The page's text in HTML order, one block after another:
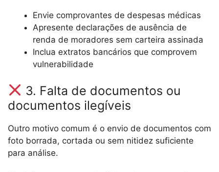
Envie comprovantes de despesas médicas
Apresente declarações de ausência de
renda de moradores sem carteira assinada
Inclua extratos bancários que comprovem
vulnerabilidade
3. Falta de documentos ou
documentos ilegíveis
Outro motivo comum é o envio de documentos com
foto borrada, cortada ou sem nitidez suficiente
para análise.